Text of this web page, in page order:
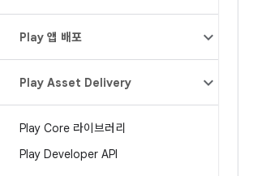
Play 앱 배포
Play Asset Delivery
Play Core 라이브러리
Play Developer API